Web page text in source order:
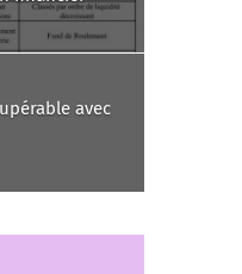
avec